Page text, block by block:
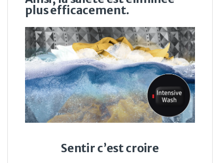
plus efficacement.
Sentir c’est croire